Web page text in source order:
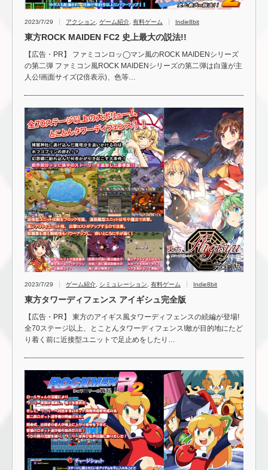
2023/7/29 アクション ゲーム紹介 有料ゲーム Indie8bit
東方ROCK MAIDEN FC2 史上最大の説法!!
【広告・PR】 ファミコンロッ◯マン風のROCK MAIDENシリーズ
の第二弾 ファミコン風ROCK MAIDENシリーズの第二弾は白蓮が主
人公!画面サイズ(2倍表示)、色等…
2023/7/29 ゲーム紹介 シミュレーション 有料ゲーム Indie8bit
東方タワーディフェンス アイギシュ完全版
【広告・PR】 東方のアイギス風タワーディフェンスの続編が登場!
全70ステージ以上、とことんタワーディフェンス!敵が目的地にたど
り着く前に近接型ユニットで足止めをしたり…